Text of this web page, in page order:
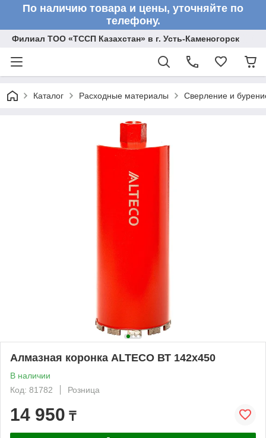
По наличию товара и цены, уточняйте по
телефону.
Филиал ТОО «ТССП Казахстан» в г. Усть-Каменогорск
Каталог Расходные материалы Сверление и
Алмазная коронка ALTECO ВТ 142х450
В наличии
Код: 81782
Розница
14 950 ₸